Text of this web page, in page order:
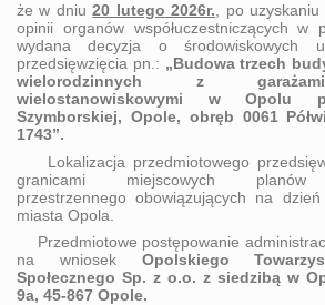
że w dniu20 lutego 2026r. , po
opinii organów współuczestniczących w
wydana decyzja o środowiskowych
przedsięwzięcia pn.: „Budowa trzech
wielorodzinnych z
wielostanowiskowymi w Opolu
Szymborskiej, Opole, obręb 0061
1743”.
Lokalizacja przedmiotowego
granicami miejscowych planów
przestrzennego obowiązujących na
miasta Opola.
Przedmiotowe postępowanie
na wniosek Opolskiego
Społecznego Sp. z o.o. z siedzibą w
9a, 45-867 Opole.